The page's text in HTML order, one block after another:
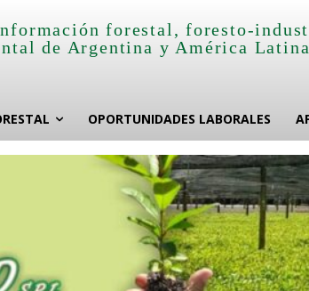
forestal, foresto-
de Argentina y América
OPORTUNIDADES LABORALES